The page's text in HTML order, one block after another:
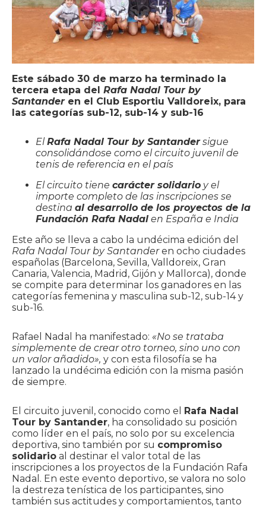
Este sábado 30 de marzo ha terminado la
tercera etapa del Rafa Nadal Tour by
Santanderen el Club Esportiu Valldoreix, para
las categorías sub-12, sub-14 y sub-16
ElRafa Nadal Tour by Santandersigue
consolidándose como el circuito juvenil de
tenis de referencia en el país
El circuito tiene carácter solidario y el
importe completo de las inscripciones se
destina al desarrollo de los proyectos de la
Fundación Rafa Nadal en España e India
Este año se lleva a cabo la undécima edición del
Rafa Nadal Tour by Santanderen ocho ciudades
españolas (Barcelona, Sevilla, Valldoreix, Gran
Canaria, Valencia, Madrid, Gijón y Mallorca), donde
se compite para determinar los ganadores en las
categorías femenina y masculina sub-12, sub-14 y
sub-16.
Rafael Nadal ha manifestado: «No se trataba
simplemente de crear otro torneo, sino uno con
un valor añadido», y con esta filosofía se ha
lanzado la undécima edición con la misma pasión
de siempre.
El circuito juvenil, conocido como el Rafa Nadal
Tour by Santander, ha consolidado su posición
como líder en el país, no solo por su excelencia
deportiva, sino también por su compromiso
solidario al destinar el valor total de las
inscripciones a los proyectos de la Fundación Rafa
Nadal. En este evento deportivo, se valora no solo
la destreza tenística de los participantes, sino
también sus actitudes y comportamientos, tanto